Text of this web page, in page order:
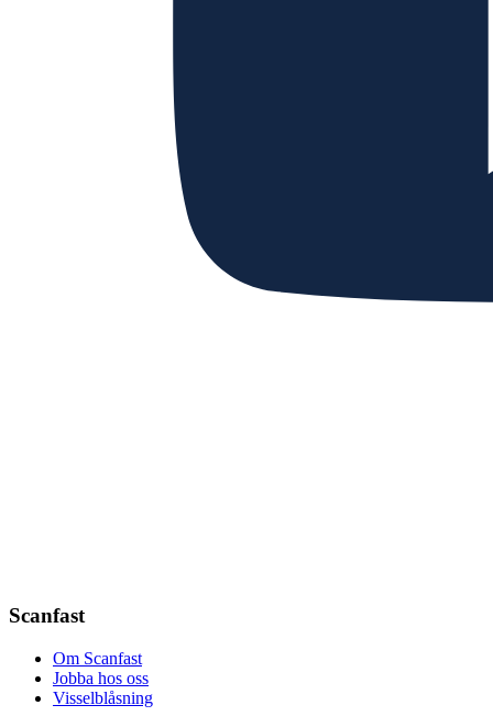
Scanfast
Om Scanfast
Jobba hos oss
Visselblåsning